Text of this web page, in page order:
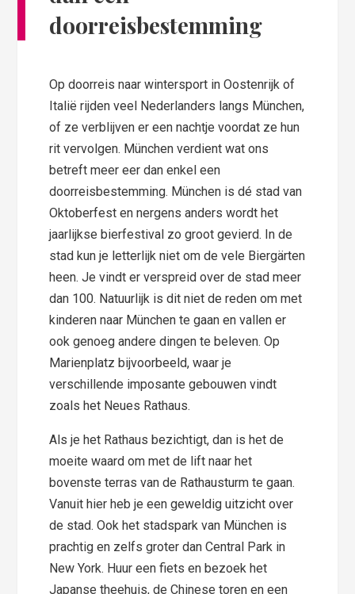
doorreisbestemming
Op doorreis naar wintersport in Oostenrijk of
Italië rijden veel Nederlanders langs München,
of ze verblijven er een nachtje voordat ze hun
rit vervolgen. München verdient wat ons
betreft meer eer dan enkel een
doorreisbestemming. München is dé stad van
Oktoberfest en nergens anders wordt het
jaarlijkse bierfestival zo groot gevierd. In de
stad kun je letterlijk niet om de vele Biergärten
heen. Je vindt er verspreid over de stad meer
dan 100. Natuurlijk is dit niet de reden om met
kinderen naar München te gaan en vallen er
ook genoeg andere dingen te beleven. Op
Marienplatz bijvoorbeeld, waar je
verschillende imposante gebouwen vindt
zoals het Neues Rathaus.
Als je het Rathaus bezichtigt, dan is het de
moeite waard om met de lift naar het
bovenste terras van de Rathausturm te gaan.
Vanuit hier heb je een geweldig uitzicht over
de stad. Ook het stadspark van München is
prachtig en zelfs groter dan Central Park in
New York. Huur een fiets en bezoek het
Japanse theehuis, de Chinese toren en een